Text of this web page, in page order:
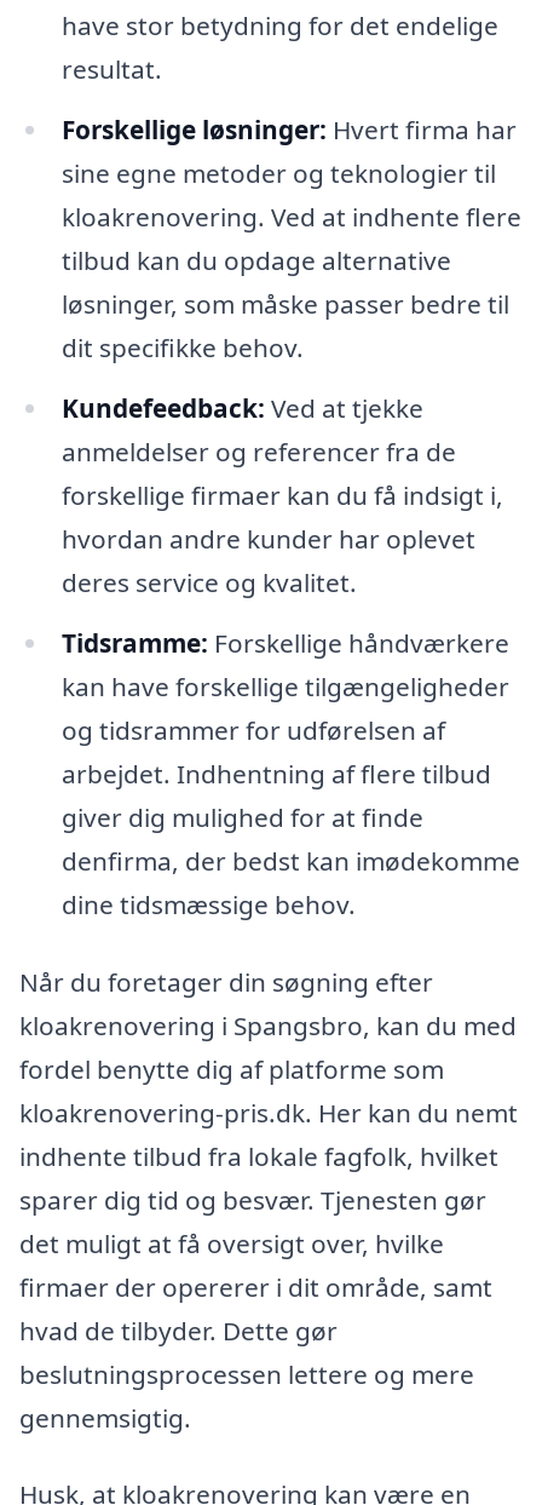
have stor betydning for det endelige
resultat.
Forskellige løsninger: Hvert firma har
sine egne metoder og teknologier til
kloakrenovering. Ved at indhente flere
tilbud kan du opdage alternative
løsninger, som måske passer bedre til
dit specifikke behov.
Kundefeedback: Ved at tjekke
anmeldelser og referencer fra de
forskellige firmaer kan du få indsigt i,
hvordan andre kunder har oplevet
deres service og kvalitet.
Tidsramme: Forskellige håndværkere
kan have forskellige tilgængeligheder
og tidsrammer for udførelsen af
arbejdet. Indhentning af flere tilbud
giver dig mulighed for at finde
denfirma, der bedst kan imødekomme
dine tidsmæssige behov.
Når du foretager din søgning efter
kloakrenovering i Spangsbro, kan du med
fordel benytte dig af platforme som
kloakrenovering-pris.dk. Her kan du nemt
indhente tilbud fra lokale fagfolk, hvilket
sparer dig tid og besvær. Tjenesten gør
det muligt at få oversigt over, hvilke
firmaer der opererer i dit område, samt
hvad de tilbyder. Dette gør
beslutningsprocessen lettere og mere
gennemsigtig.
Husk, at kloakrenovering kan være en